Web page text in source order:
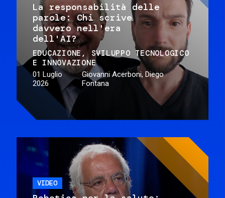
La responsabilità delle
parole: Chi scrive
davvero nell'era
dell'AI?
EDUCAZIONE
SVILUPPO TECNOLOGICO
E INNOVAZIONE
01 Luglio
2026
Giovanni Acerboni, Diego
Fontana
VIDEO